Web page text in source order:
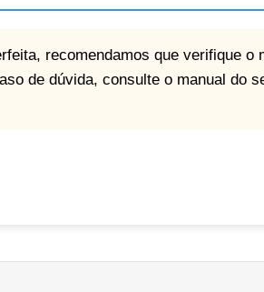
recomendamos que verifique
de dúvida, consulte o manual do